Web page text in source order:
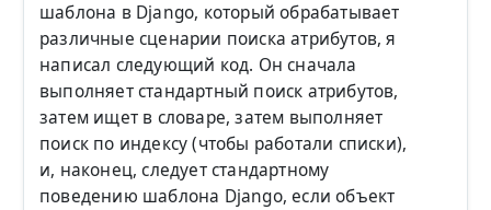
шаблона в Django, который обрабатывает
различные сценарии поиска атрибутов, я
написал следующий код. Он сначала
выполняет стандартный поиск атрибутов,
затем ищет в словаре, затем выполняет
поиск по индексу (чтобы работали списки),
и, наконец, следует стандартному
поведению шаблона Django, если объект